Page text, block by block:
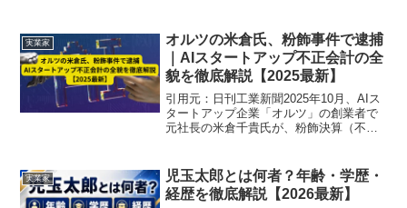
実業家
オルツの米倉氏、粉飾事件で逮捕
｜AIスタートアップ不正会計の全
貌を徹底解説【2025最新】
引用元：日刊工業新聞2025年10月、AIス
タートアップ企業「オルツ」の創業者で
元社長の米倉千貴氏が、粉飾決算（不正
「AI GIJIROKU」などを展開し、急成長
を遂げ...
実業家
児玉太郎とは何者？年齢・学歴・
経歴を徹底解説【2026最新】